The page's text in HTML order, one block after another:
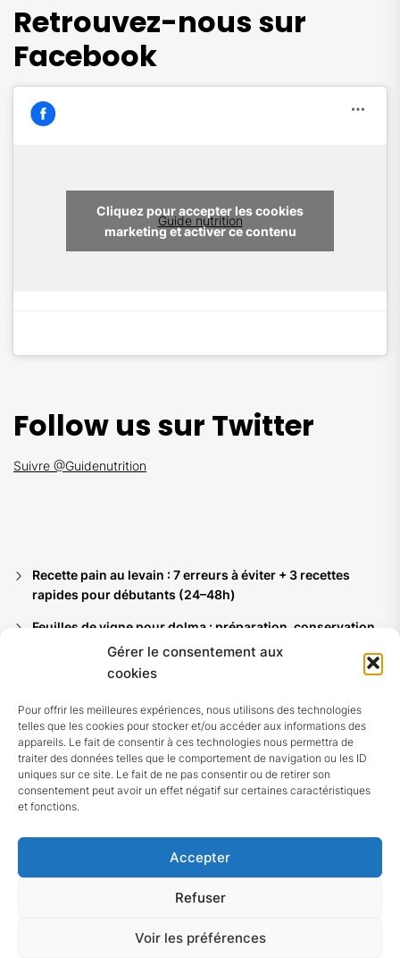
Gérer le consentement aux
cookies
Pour offrir les meilleures expériences, nous utilisons des technologies
telles que les cookies pour stocker et/ou accéder aux informations des
appareils. Le fait de consentir à ces technologies nous permettra de
traiter des données telles que le comportement de navigation ou les ID
uniques sur ce site. Le fait de ne pas consentir ou de retirer son
consentement peut avoir un effet négatif sur certaines caractéristiques
et fonctions.
Accepter
Refuser
Voir les préférences
Retrouvez-nous sur
Facebook
Guide nutrition
Cliquez pour accepter les cookies
marketing et activer ce contenu
Follow us sur Twitter
Suivre @Guidenutrition
Recette pain au levain : 7 erreurs à éviter + 3 recettes
rapides pour débutants (24–48h)
Feuilles de vigne pour dolma : préparation, conservation
et 8 recettes du bassin méditerranéen
Ferments lactiques : quelles souches pour vos yaourts,
Pain noir allemand (Vollkornbrot) : recette authentique et
7 astuces pour réussir chez soi
10 recettes de choucroute : traditionnelle, végétarienne,
de la mer et rapides (avec variantes fermentées)